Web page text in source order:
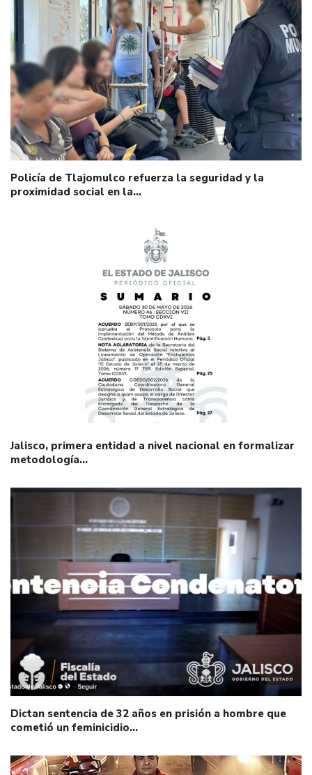
Policía de Tlajomulco refuerza la seguridad y la
proximidad social en la…
Jalisco, primera entidad a nivel nacional en formalizar
metodología…
Dictan sentencia de 32 años en prisión a hombre que
cometió un feminicidio…